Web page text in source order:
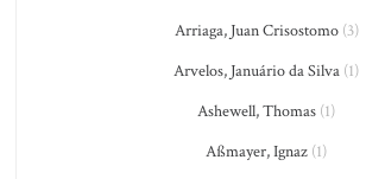
Arriaga, Juan Crisostomo(3)
Arvelos, Januário da Silva (1)
Ashewell, Thomas (1)
Aßmayer, Ignaz (1)